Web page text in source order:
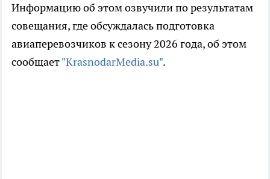
Информацию об этом озвучили по результатам
совещания, где обсуждалась подготовка
авиаперевозчиков к сезону 2026 года, об этом
сообщает"KrasnodarMedia.su".